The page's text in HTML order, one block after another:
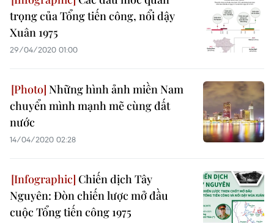
trọng của Tổng tiến công, nổi dậy
Xuân 1975
29/04/2020 01:00
Những hình ảnh miền Nam
chuyển mình mạnh mẽ cùng đất
nước
14/04/2020 02:28
Chiến dịch Tây
Nguyên: Đòn chiến lược mở đầu
cuộc Tổng tiến công 1975